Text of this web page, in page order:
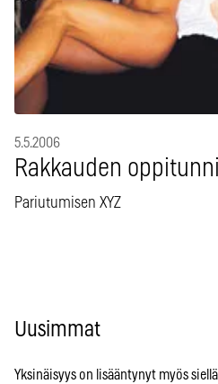
5.5.2006
Rakkauden
Pariutumisen XYZ
Uusimmat
Yksinäisyys on lisääntynyt myös